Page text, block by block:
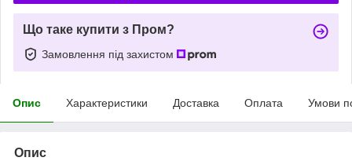
Що таке купити з Пром?
Замовлення під захистом
Опис Характеристики Доставка Оплата Умови
Опис